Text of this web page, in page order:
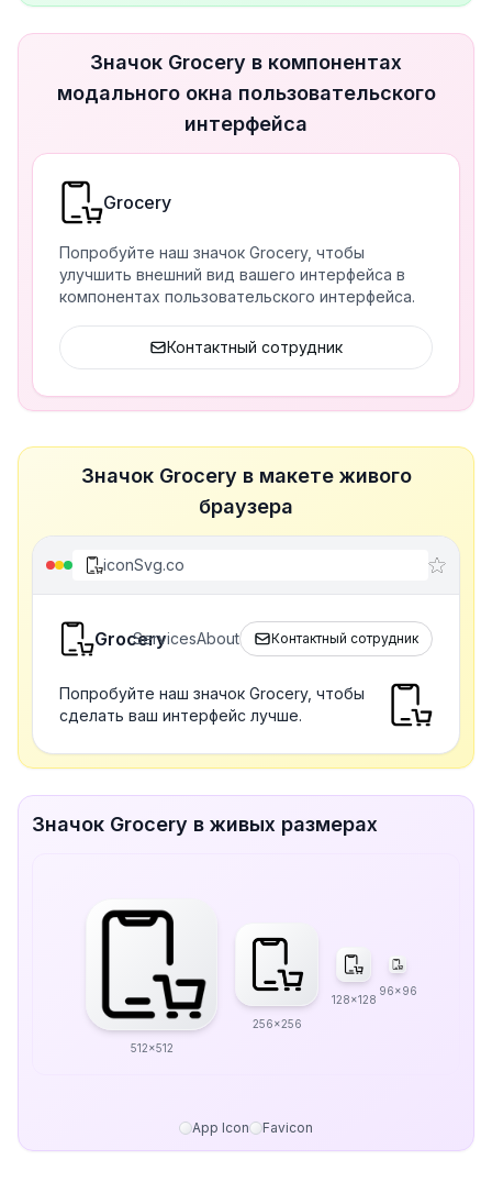
Значок Grocery в компонентах
модального окна пользовательского
интерфейса
Grocery
Попробуйте наш значок Grocery, чтобы
улучшить внешний вид вашего интерфейса в
компонентах пользовательского интерфейса.
Контактный сотрудник
Значок Grocery в макете живого
браузера
iconSvg.co
GroceryServicesAbout Контактный сотрудник
Попробуйте наш значок Grocery, чтобы
сделать ваш интерфейс лучше.
Значок Grocery в живых размерах
512x512
256x256
128x128
96x96
App Icon Favicon